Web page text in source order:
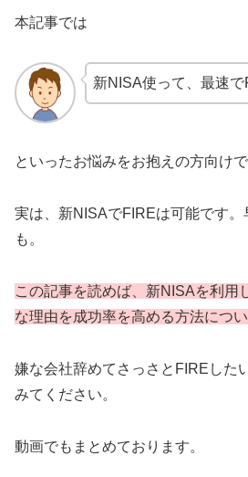
本記事では
新NISA使って、最速で
といったお悩みをお抱えの方向けで
実は、新NISAでFIREは可能です
も。
この記事を読めば、新NISAを利用
な理由を成功率を高める方法につ
嫌な会社辞めてさっさとFIREした
みてください。
動画でもまとめております。